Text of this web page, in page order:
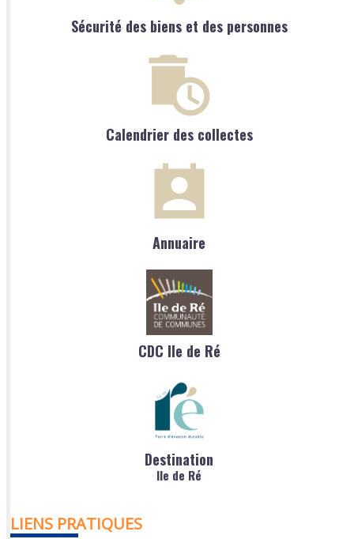
Sécurité des biens et des personnes
Calendrier des collectes
Annuaire
CDC Ile de Ré
Destination
Ile de Ré
LIENS PRATIQUES